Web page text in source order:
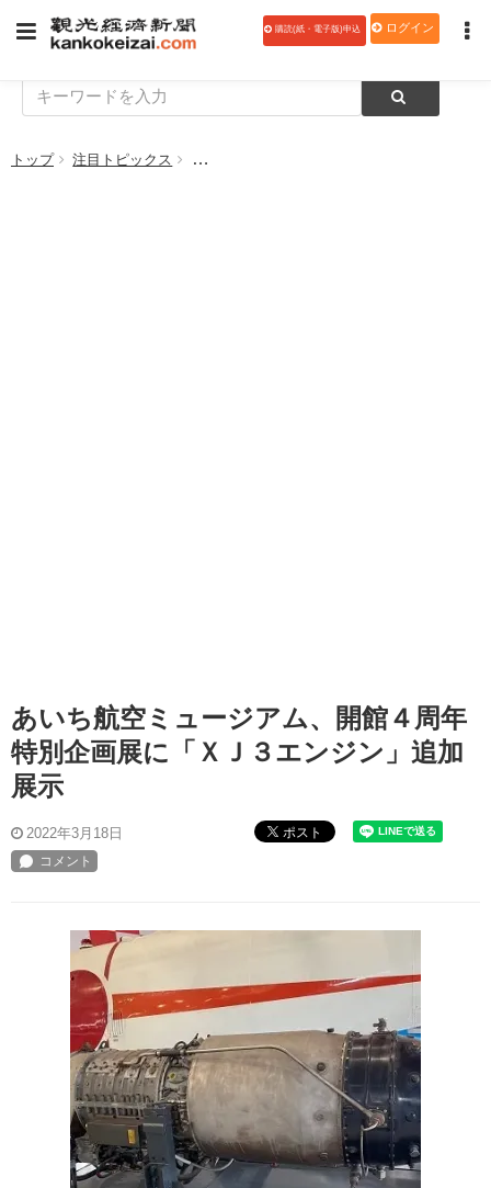
購読(紙・電子版)申込 ログイン
トップ 注目トピックス あいち航空ミュージアム、開館４周年特別企
あいち航空ミュージアム、開館４周年
特別企画展に「ＸＪ３エンジン」追加
展示
2022年3月18日 ポスト